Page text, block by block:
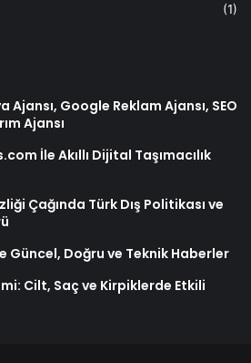
(1)
Ajansı, Google Reklam Ajansı, SEO
Ajansı
İle Akıllı Dijital Taşımacılık
Çağında Türk Dış Politikası ve
Güncel, Doğru ve Teknik Haberler
Cilt, Saç ve Kirpiklerde Etkili